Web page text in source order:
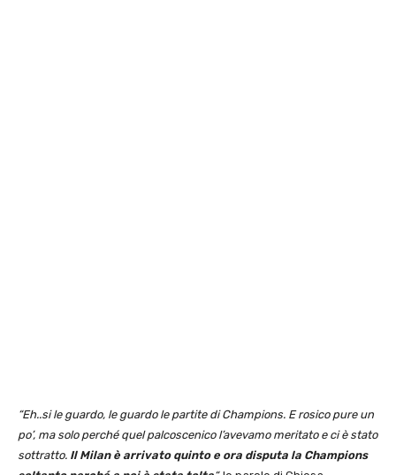
“Eh..si le guardo, le guardo le partite di Champions. E rosico pure un
po’, ma solo perché quel palcoscenico l’avevamo meritato e ci è stato
sottratto. Il Milan è arrivato quinto e ora disputa la Champions